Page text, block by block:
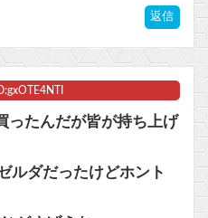
返信
ったんだが皆が持ち上げ
ルダだったけどホント